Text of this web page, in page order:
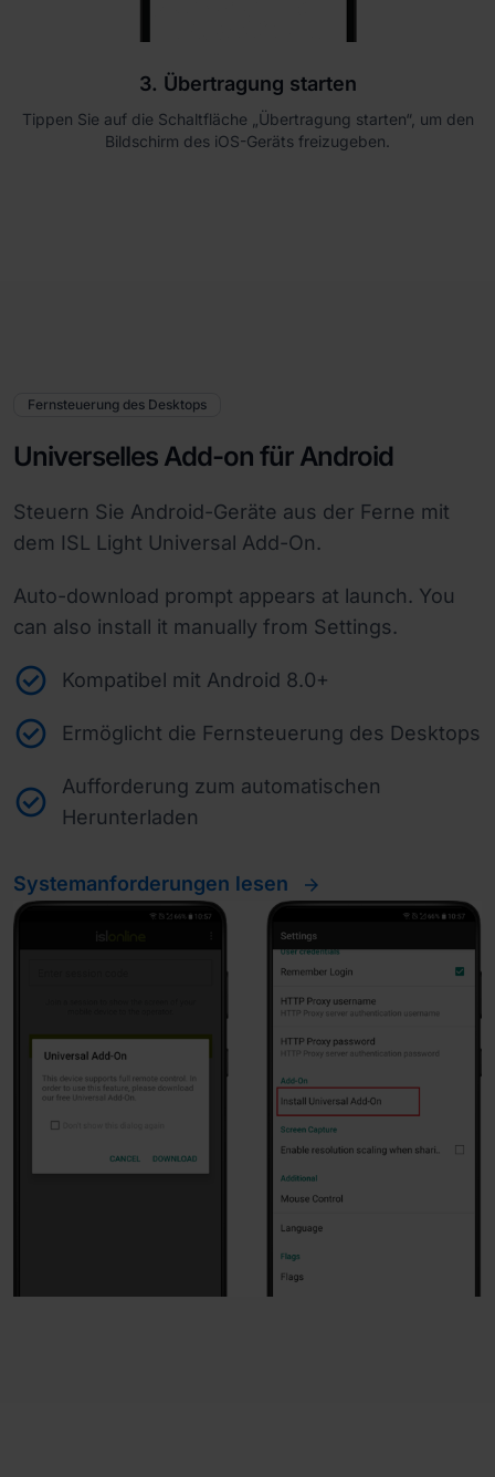
3. Übertragung starten
Tippen Sie auf die Schaltfläche „Übertragung starten“, um den
Bildschirm des iOS-Geräts freizugeben.
Fernsteuerung des Desktops
Universelles Add-on für Android
Steuern Sie Android-Geräte aus der Ferne mit
dem ISL Light Universal Add-On.
Auto-download prompt appears at launch. You
can also install it manually from Settings.
Kompatibel mit Android 8.0+
Ermöglicht die Fernsteuerung des Desktops
Aufforderung zum automatischen
Herunterladen
Systemanforderungen lesen